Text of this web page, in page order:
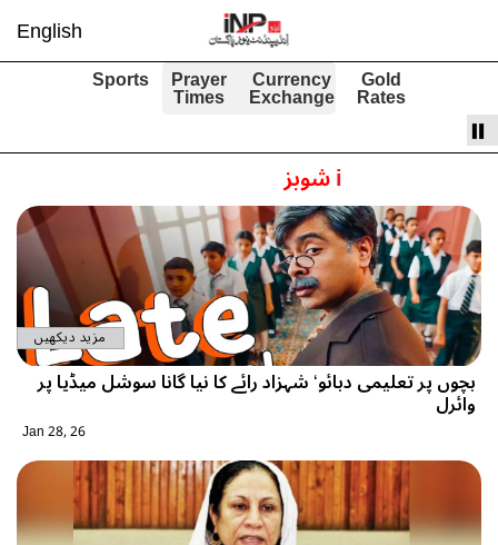
English
Gold
Rates
Currency
Exchange
Prayer
Times
Sports
iشوبز
مزید دیکھیں
بچوں پر تعلیمی دبائو‘ شہزاد رائے کا نیا گانا سوشل میڈیا پر
وائرل
Jan 28, 26